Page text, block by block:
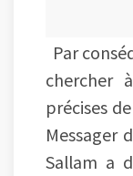
Par
chercher
précises
Messager
Sallam a